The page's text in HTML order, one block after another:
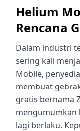
Helium
Rencana
Dalam industri
sering kali
Mobile,
membuat
gratis bernama
mengumumkan
lagi berlaku.